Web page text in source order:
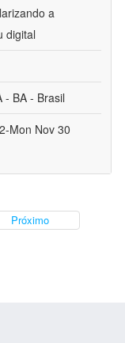
a
digital
- BA - Brasil
Mon Nov 30
Próximo